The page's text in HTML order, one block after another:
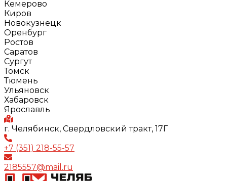
Кемерово
Киров
Новокузнецк
Оренбург
Ростов
Саратов
Сургут
Томск
Тюмень
Ульяновск
Хабаровск
Ярославль
г. Челябинск, Свердловский тракт, 17Г
+7 (351) 218-55-57
2185557@mail.ru